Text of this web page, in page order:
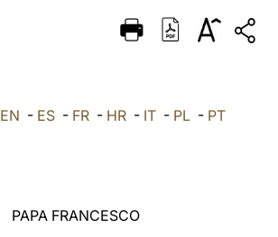
ITALIANO
EN - ES- FR- HR- IT- PL- PT
PAPA FRANCESCO